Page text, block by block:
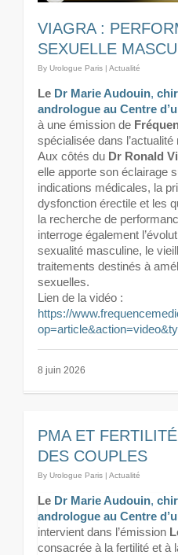
VIAGRA :
SEXUELLE
By Urologue Paris Actualité
Le Dr Marie Audouin,
andrologue au Centre
à une émission de
spécialisée dans
Aux côtés du Dr Ronald
elle apporte son éclairage
indications médicales, la
dysfonction érectile et les
la recherche de
interroge également
sexualité masculine, le
traitements destinés à
sexuelles.
Lien de la vidéo :
https://
8 juin 2026
PMA ET
DES COUPLES
By Urologue Paris | Actualité
Le Dr Marie Audouin,
andrologue au Centre
intervient dans l’émission
consacrée à la fertilité et à